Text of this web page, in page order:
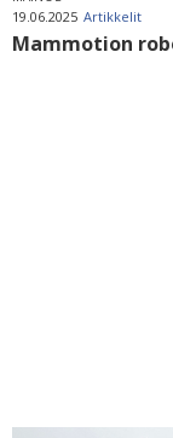
19.06.2025 Artikkelit
Mammotion